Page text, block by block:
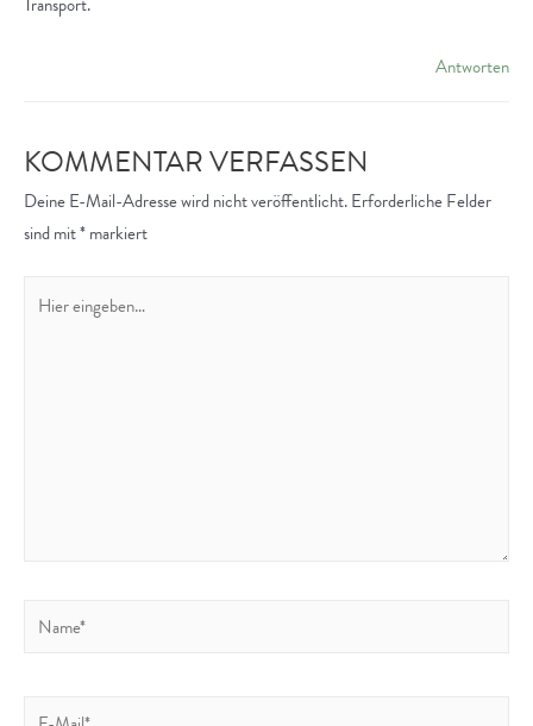
Antworten
KOMMENTAR VERFASSEN
Deine E-Mail-Adresse wird nicht veröffentlicht.Erforderliche Felder
sind mit*markiert
eingeben…
Name*